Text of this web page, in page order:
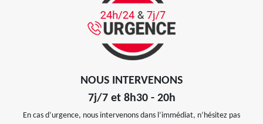
NOUS INTERVENONS
7j/7 et 8h30 - 20h
En cas d’urgence, nous intervenons dans l’immédiat, n’hésitez pas